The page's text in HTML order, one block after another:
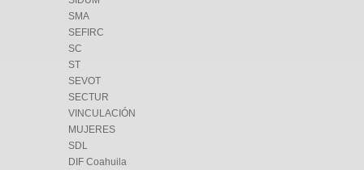
SMA
SEFIRC
SC
ST
SEVOT
SECTUR
VINCULACIÓN
MUJERES
SDL
DIF Coahuila